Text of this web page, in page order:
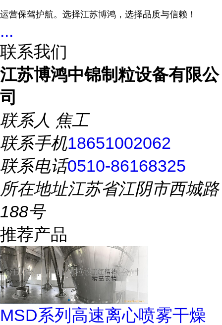
运营保驾护航。选择江苏博鸿，选择品质与信赖！
...
联系我们
江苏博鸿中锦制粒设备有限公
司
联系人 焦工
联系手机18651002062
联系电话0510-86168325
所在地址江苏省江阴市西城路
188号
推荐产品
MSD系列高速离心喷雾干燥